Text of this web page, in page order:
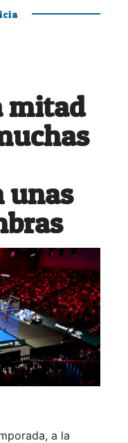
mitad
unas
a la